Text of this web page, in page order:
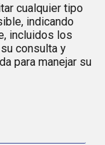
cualquier tipo
indicando
incluidos los
consulta y
para manejar su